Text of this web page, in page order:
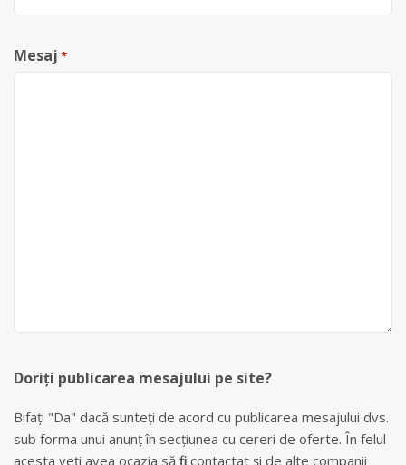
Mesaj *
Doriți publicarea mesajului pe site?
Bifați "Da" dacă sunteți de acord cu publicarea mesajului dvs.
sub forma unui anunț în secțiunea cu cereri de oferte. În felul
acesta veți avea ocazia să fiți contactat și de alte companii